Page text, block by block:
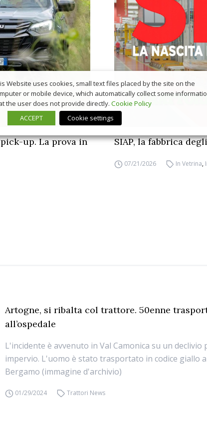
up. La prova in
SIAP, la fabbrica
07/21/2026 In Vetrina,
Artogne, si ribalta col trattore. 50enne
all’ospedale
L'incidente è avvenuto in Val Camonica su un
impervio. L'uomo è stato trasportato in codice giallo
Bergamo (immagine d'archivio)
01/29/2024 Trattori News
Website uses cookies, small text files placed by the site on the
or mobile device, which automatically collect some
the user does not provide directly. Cookie Policy
ACCEPT
Cookie settings